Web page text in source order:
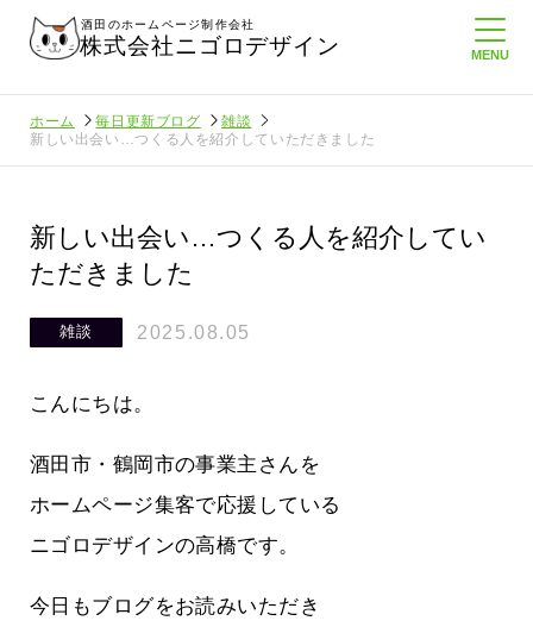
酒田のホームページ制作会社
株式会社ニゴロデザイン
ホーム 毎日更新ブログ
雑談
新しい出会い…つくる人を紹介していただきました
新しい出会い…つくる人を紹介してい
ただきました
雑談 2025.08.05
こんにちは。
酒田市・鶴岡市の事業主さんを
ホームページ集客で応援している
ニゴロデザインの高橋です。
今日もブログをお読みいただき
けない
たい
メンタルに来る～！想定してたより利
益が残らない仕事になってしまって
た…